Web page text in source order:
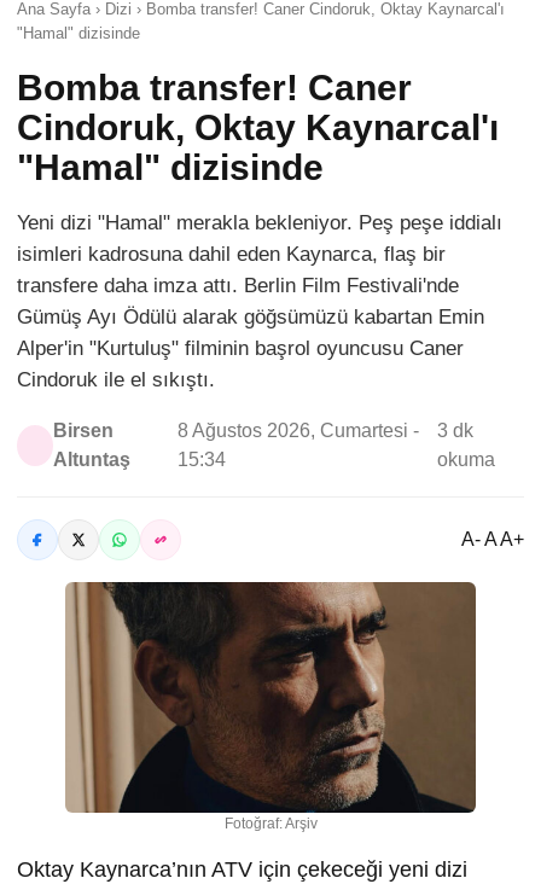
Ana Sayfa › Dizi › Bomba transfer! Caner Cindoruk, Oktay Kaynarcal'ı
"Hamal" dizisinde
Bomba transfer! Caner
Cindoruk, Oktay Kaynarcal'ı
"Hamal" dizisinde
Yeni dizi "Hamal" merakla bekleniyor. Peş peşe iddialı
isimleri kadrosuna dahil eden Kaynarca, flaş bir
transfere daha imza attı. Berlin Film Festivali'nde
Gümüş Ayı Ödülü alarak göğsümüzü kabartan Emin
Alper'in "Kurtuluş" filminin başrol oyuncusu Caner
Cindoruk ile el sıkıştı.
Birsen
Altuntaş
8 Ağustos 2026, Cumartesi -
15:34
3 dk
okuma
A- A A+
Fotoğraf: Arşiv
Oktay Kaynarca’nın ATV için çekeceği yeni dizi